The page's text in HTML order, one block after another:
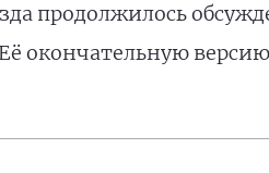
продолжилось
окончательную